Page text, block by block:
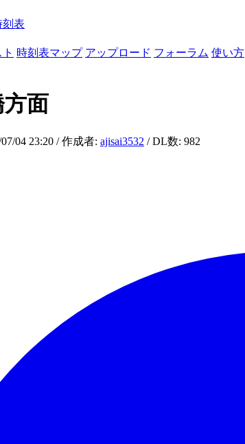
表
時刻表マップ アップロード フォーラム 使い方
方面
04 23:20 / 作成者: ajisai3532 / DL数: 982